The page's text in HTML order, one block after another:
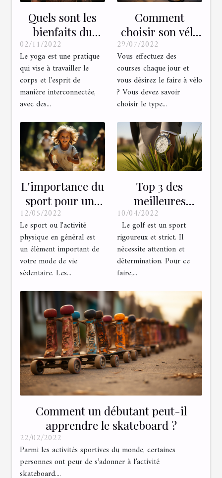
Quels sont les
bienfaits du
yoga pour la
santé ?
02/11/2022
Le yoga est une pratique
qui vise à travailler le
corps et l'esprit de
manière interconnectée,
avec des...
Comment
choisir son vélo
pour du vélotaf ?
29/07/2022
Vous effectuez des
courses chaque jour et
vous désirez le faire à vélo
? Vous devez savoir
choisir le type...
L'importance du
sport pour une
bonne santé
12/05/2022
Le sport ou l'activité
physique en général est
un élément important de
votre mode de vie
sédentaire. Les...
Top 3 des
meilleures
montres de golf
10/04/2022
Le golf est un sport
rigoureux et strict. Il
nécessite attention et
détermination. Pour ce
faire,...
Comment un débutant peut-il
apprendre le skateboard ?
22/02/2022
Parmi les activités sportives du monde, certaines
personnes ont peur de s’adonner à l’activité
skateboard....